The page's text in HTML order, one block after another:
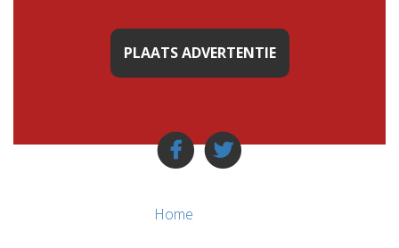
PLAATS ADVERTENTIE
Home